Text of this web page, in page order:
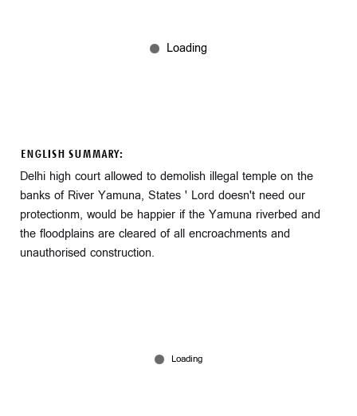
ENGLISH SUMMARY:
Delhi high court allowed to demolish illegal temple on the
banks of River Yamuna, States ' Lord doesn't need our
protectionm, would be happier if the Yamuna riverbed and
the floodplains are cleared of all encroachments and
unauthorised construction.